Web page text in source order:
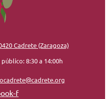
Cadrete (Zaragoza)
8:30 a 14:00h
f